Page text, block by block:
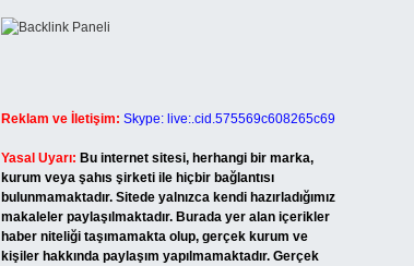
Reklam ve İletişim: Skype: live:.cid.575569c608265c69
Yasal Uyarı: Bu internet sitesi, herhangi bir marka,
kurum veya şahıs şirketi ile hiçbir bağlantısı
bulunmamaktadır. Sitede yalnızca kendi hazırladığımız
makaleler paylaşılmaktadır. Burada yer alan içerikler
haber niteliği taşımamakta olup, gerçek kurum ve
kişiler hakkında paylaşım yapılmamaktadır. Gerçek